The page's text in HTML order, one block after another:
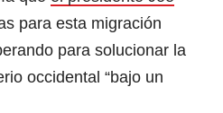
para esta migración
para solucionar la
occidental “bajo un